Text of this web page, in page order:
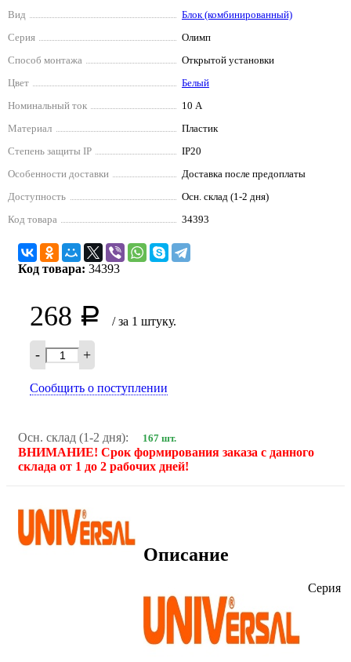
Вид
Блок (комбинированный)
Серия
Олимп
Способ монтажа
Открытой установки
Цвет
Белый
Номинальный ток
10 А
Материал
Пластик
Степень защиты IP
IP20
Особенности доставки
Доставка после предоплаты
Доступность
Осн. склад (1-2 дня)
Код товара
34393
Код товара: 34393
268 Р / за 1 штуку.
- +
Сообщить о поступлении
Осн. склад (1-2 дня): 167 шт.
ВНИМАНИЕ! Срок формирования заказа с данного
склада от 1 до 2 рабочих дней!
Описание
Серия